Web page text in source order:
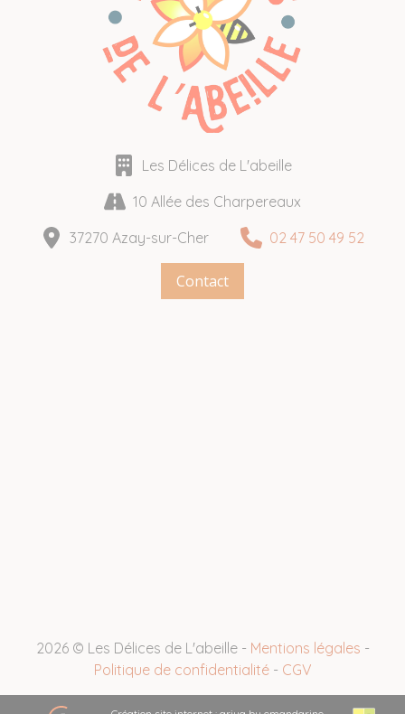
Les Délices de L'abeille
10 Allée des Charpereaux
37270 Azay-sur-Cher
02 47 50 49 52
Contact
2026 © Les Délices de L'abeille - Mentions légales -
Politique de confidentialité - CGV